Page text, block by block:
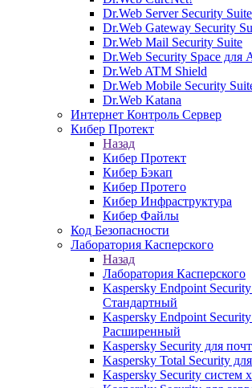
Dr.Web Server Security Suite
Dr.Web Gateway Security
Dr.Web Mail Security Suite
Dr.Web Security Space для
Dr.Web ATM Shield
Dr.Web Mobile Security
Dr.Web Katana
Интернет Контроль Сервер
Кибер Протект
Назад
Кибер Протект
Кибер Бэкап
Кибер Протего
Кибер Инфраструктура
Кибер Файлы
Код Безопасности
Лаборатория Касперского
Назад
Лаборатория Касперского
Kaspersky Endpoint Security
Стандартный
Kaspersky Endpoint Security
Расширенный
Kaspersky Security для
Kaspersky Total Security
Kaspersky Security систем